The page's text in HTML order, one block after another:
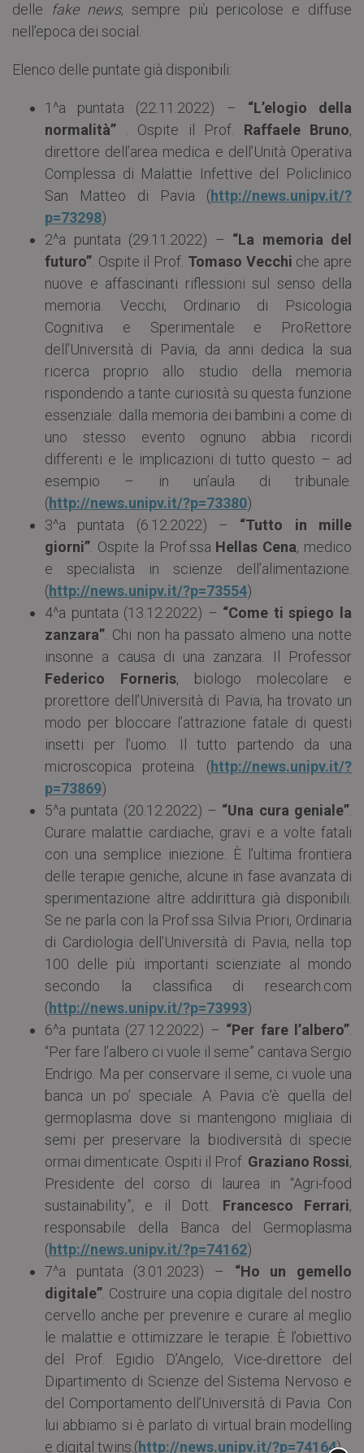
delle fake news, sempre più pericolose e diffuse
nell’epoca dei social.
Elenco delle puntate già disponibili:
1^a puntata (22.11.2022) – “L’elogio della
normalità” . Ospite il Prof. Raffaele Bruno,
direttore dell’area medica e dell’Unità Operativa
Complessa di Malattie Infettive del Policlinico
San Matteo di Pavia (http://news.unipv.it/?
p=73298)
2^a puntata (29.11.2022) – “La memoria del
futuro” . Ospite il Prof. Tomaso Vecchi che apre
nuove e affascinanti riflessioni sul senso della
memoria. Vecchi, Ordinario di Psicologia
Cognitiva e Sperimentale e ProRettore
dell’Università di Pavia, da anni dedica la sua
ricerca proprio allo studio della memoria
rispondendo a tante curiosità su questa funzione
essenziale: dalla memoria dei bambini a come di
uno stesso evento ognuno abbia ricordi
differenti e le implicazioni di tutto questo – ad
esempio – in un’aula di tribunale.
(http://news.unipv.it/?p=73380)
3^a puntata (6.12.2022) – “Tutto in mille
giorni” . Ospite la Prof.ssa Hellas Cena, medico
e specialista in scienze dell’alimentazione.
(http://news.unipv.it/?p=73554)
4^a puntata (13.12.2022) – “Come ti spiego la
zanzara” . Chi non ha passato almeno una notte
insonne a causa di una zanzara. Il Professor
Federico Forneris, biologo molecolare e
prorettore dell’Università di Pavia, ha trovato un
modo per bloccare l’attrazione fatale di questi
insetti per l’uomo. Il tutto partendo da una
microscopica proteina. (http://news.unipv.it/?
p=73869)
5^a puntata (20.12.2022) – “Una cura geniale”
Curare malattie cardiache, gravi e a volte fatali
con una semplice iniezione. È l’ultima frontiera
delle terapie geniche, alcune in fase avanzata di
sperimentazione altre addirittura già disponibili.
Se ne parla con la Prof.ssa Silvia Priori, Ordinaria
di Cardiologia dell’Università di Pavia, nella top
100 delle più importanti scienziate al mondo
secondo la classifica di research.com
(http://news.unipv.it/?p=73993)
6^a puntata (27.12.2022) – “Per fare l’albero”
“Per fare l’albero ci vuole il seme” cantava Sergio
Endrigo. Ma per conservare il seme, ci vuole una
banca un po’ speciale. A Pavia c’è quella del
germoplasma dove si mantengono migliaia di
semi per preservare la biodiversità di specie
ormai dimenticate. Ospiti il Prof. Graziano Rossi,
Presidente del corso di laurea in “Agri-food
sustainability”, e il Dott. Francesco Ferrari,
responsabile della Banca del Germoplasma
(http://news.unipv.it/?p=74162)
7^a puntata (3.01.2023) – “Ho un gemello
digitale” . Costruire una copia digitale del nostro
cervello anche per prevenire e curare al meglio
le malattie e ottimizzare le terapie. È l’obiettivo
del Prof. Egidio D’Angelo, Vice-direttore del
Dipartimento di Scienze del Sistema Nervoso e
del Comportamento dell’Università di Pavia. Con
lui abbiamo si è parlato di virtual brain modelling
e digital twins.(http://news.unipv.it/?p=74164)